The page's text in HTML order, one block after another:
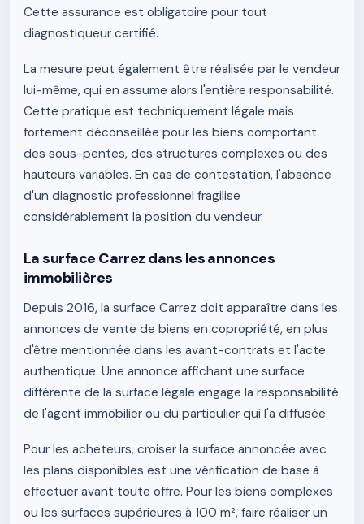
Cette assurance est obligatoire pour tout
diagnostiqueur certifié.
La mesure peut également être réalisée par le vendeur
lui-même, qui en assume alors l'entière responsabilité.
Cette pratique est techniquement légale mais
fortement déconseillée pour les biens comportant
des sous-pentes, des structures complexes ou des
hauteurs variables. En cas de contestation, l'absence
d'un diagnostic professionnel fragilise
considérablement la position du vendeur.
La surface Carrez dans les annonces
immobilières
Depuis 2016, la surface Carrez doit apparaître dans les
annonces de vente de biens en copropriété, en plus
d'être mentionnée dans les avant-contrats et l'acte
authentique. Une annonce affichant une surface
différente de la surface légale engage la responsabilité
de l'agent immobilier ou du particulier qui l'a diffusée.
Pour les acheteurs, croiser la surface annoncée avec
les plans disponibles est une vérification de base à
effectuer avant toute offre. Pour les biens complexes
ou les surfaces supérieures à 100 m², faire réaliser un